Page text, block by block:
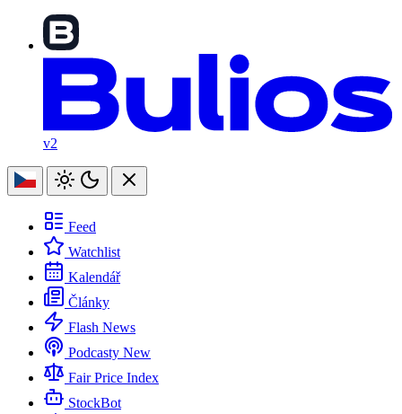
v2
Feed
Watchlist
Kalendář
Články
Flash News
Podcasty New
Fair Price Index
StockBot